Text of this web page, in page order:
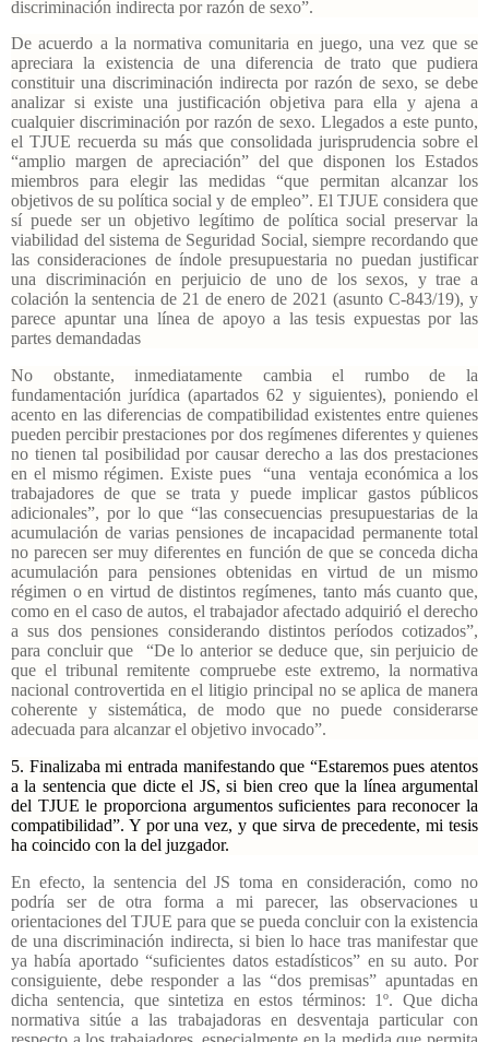
discriminación indirecta por razón de sexo”.
De acuerdo a la normativa comunitaria en juego, una vez que se
apreciara la existencia de una diferencia de trato que pudiera
constituir una discriminación indirecta por razón de sexo, se debe
analizar si existe una justificación objetiva para ella y ajena a
cualquier discriminación por razón de sexo. Llegados a este punto,
el TJUE recuerda su más que consolidada jurisprudencia sobre el
“amplio margen de apreciación” del que disponen los Estados
miembros para elegir las medidas “que permitan alcanzar los
objetivos de su política social y de empleo”. El TJUE considera que
sí puede ser un objetivo legítimo de política social preservar la
viabilidad del sistema de Seguridad Social, siempre recordando que
las consideraciones de índole presupuestaria no puedan justificar
una discriminación en perjuicio de uno de los sexos, y trae a
colación la sentencia de 21 de enero de 2021 (asunto C-843/19), y
parece apuntar una línea de apoyo a las tesis expuestas por las
partes demandadas
No obstante, inmediatamente cambia el rumbo de la
fundamentación jurídica (apartados 62 y siguientes), poniendo el
acento en las diferencias de compatibilidad existentes entre quienes
pueden percibir prestaciones por dos regímenes diferentes y quienes
no tienen tal posibilidad por causar derecho a las dos prestaciones
en el mismo régimen. Existe pues “una ventaja económica a los
trabajadores de que se trata y puede implicar gastos públicos
adicionales”, por lo que “las consecuencias presupuestarias de la
acumulación de varias pensiones de incapacidad permanente total
no parecen ser muy diferentes en función de que se conceda dicha
acumulación para pensiones obtenidas en virtud de un mismo
régimen o en virtud de distintos regímenes, tanto más cuanto que,
como en el caso de autos, el trabajador afectado adquirió el derecho
a sus dos pensiones considerando distintos períodos cotizados”,
para concluir que “De lo anterior se deduce que, sin perjuicio de
que el tribunal remitente compruebe este extremo, la normativa
nacional controvertida en el litigio principal no se aplica de manera
coherente y sistemática, de modo que no puede considerarse
adecuada para alcanzar el objetivo invocado”.
5. Finalizaba mi entrada manifestando que “Estaremos pues atentos
a la sentencia que dicte el JS, si bien creo que la línea argumental
del TJUE le proporciona argumentos suficientes para reconocer la
compatibilidad”. Y por una vez, y que sirva de precedente, mi tesis
ha coincido con la del juzgador.
En efecto, la sentencia del JS toma en consideración, como no
podría ser de otra forma a mi parecer, las observaciones u
orientaciones del TJUE para que se pueda concluir con la existencia
de una discriminación indirecta, si bien lo hace tras manifestar que
ya había aportado “suficientes datos estadísticos” en su auto. Por
consiguiente, debe responder a las “dos premisas” apuntadas en
dicha sentencia, que sintetiza en estos términos: 1º. Que dicha
normativa sitúe a las trabajadoras en desventaja particular con